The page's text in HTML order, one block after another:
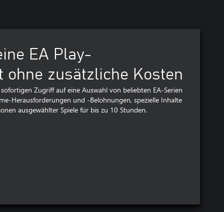
EA Play-
ohne zusätzliche Kosten
Zugriff auf eine Auswahl von beliebten EA-Serien
Herausforderungen und -Belohnungen, spezielle Inhalte
ausgewählter Spiele für bis zu 10 Stunden.